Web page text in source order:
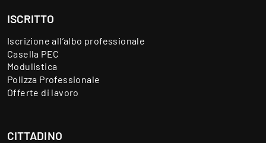
ISCRITTO
Iscrizione all’albo professionale
Casella PEC
Modulistica
Polizza Professionale
Offerte di lavoro
CITTADINO